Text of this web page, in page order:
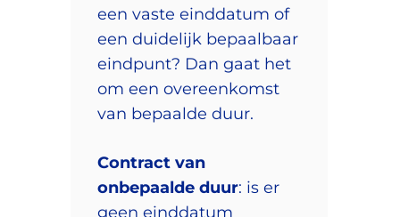
een vaste einddatum of
een duidelijk bepaalbaar
eindpunt? Dan gaat het
om een overeenkomst
van bepaalde duur.
Contract van
onbepaalde duur: is er
geen einddatum